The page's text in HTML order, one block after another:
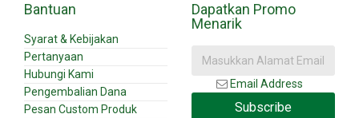
Bantuan
Syarat & Kebijakan
Pertanyaan
Hubungi Kami
Pengembalian Dana
Pesan Custom Produk
Dapatkan Promo
Menarik
Email Address
Subscribe